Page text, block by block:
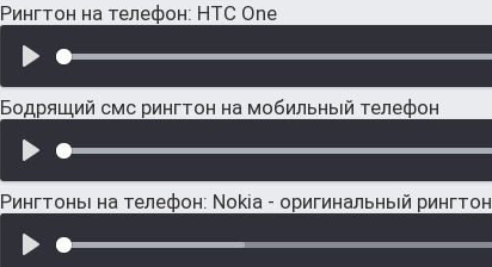
Рингтон на телефон: HTC One
Бодрящий смс рингтон на мобильный телефон
Рингтоны на телефон: Nokia - оригинальный рингтон